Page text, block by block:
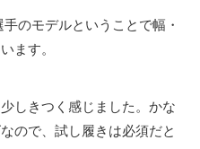
のモデルということで幅・
ます。
しきつく感じました。かな
ので、試し履きは必須だと